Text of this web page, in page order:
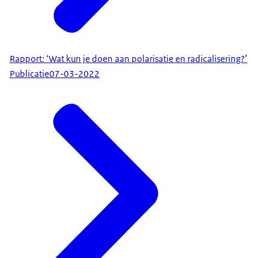
Rapport: ‘Wat kun je doen aan polarisatie en radicalisering?’
Publicatie07-03-2022